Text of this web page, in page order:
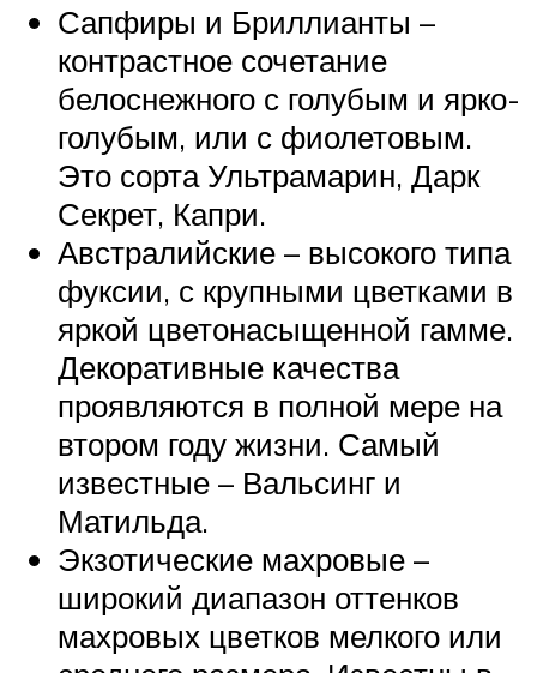
Сапфиры и Бриллианты –
контрастное сочетание
белоснежного с голубым и ярко-
голубым, или с фиолетовым.
Это сорта Ультрамарин, Дарк
Секрет, Капри.
Австралийские – высокого типа
фуксии, с крупными цветками в
яркой цветонасыщенной гамме.
Декоративные качества
проявляются в полной мере на
втором году жизни. Самый
известные – Вальсинг и
Матильда.
Экзотические махровые –
широкий диапазон оттенков
махровых цветков мелкого или